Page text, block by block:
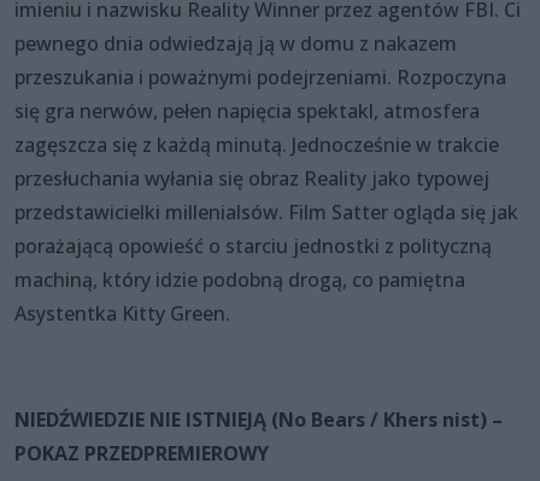
imieniu i nazwisku Reality Winner przez agentów FBI. Ci
pewnego dnia odwiedzają ją w domu z nakazem
przeszukania i poważnymi podejrzeniami. Rozpoczyna
się gra nerwów, pełen napięcia spektakl, atmosfera
zagęszcza się z każdą minutą. Jednocześnie w trakcie
przesłuchania wyłania się obraz Reality jako typowej
przedstawicielki millenialsów. Film Satter ogląda się jak
porażającą opowieść o starciu jednostki z polityczną
machiną, który idzie podobną drogą, co pamiętna
Asystentka Kitty Green.
NIEDŹWIEDZIE NIE ISTNIEJĄ (No Bears / Khers nist) –
POKAZ PRZEDPREMIEROWY